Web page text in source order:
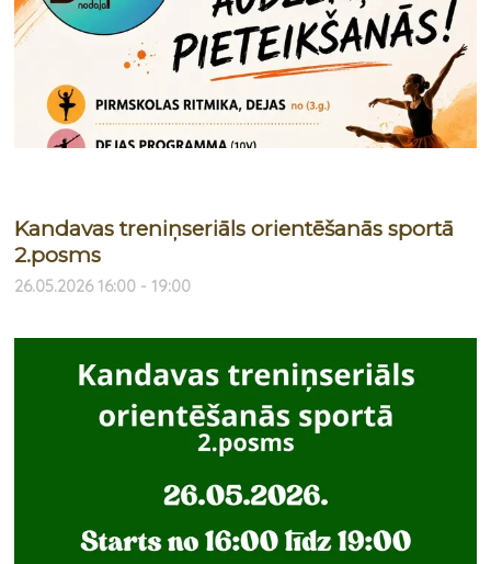
Kandavas treniņseriāls orientēšanās sportā
2.posms
26.05.2026 16:00 - 19:00